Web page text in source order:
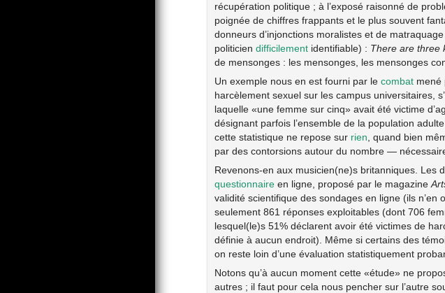
récupération politique ; à l’exposé raisonné de
poignée de chiffres frappants et le plus souvent
donneurs d’injonctions moralistes et de
politicien difficilementidentifiable) : There are three
de mensonges : les mensonges, les mensonges
Un exemple nous en est fourni par le combatmené
harcèlement sexuel sur les campus universitaires,
laquelle «une femme sur cinq» avait été victime
désignant parfois l’ensemble de la population
cette statistique ne repose sur rien, quand bien
par des contorsions autour du nombre —
Revenons-en aux musicien(ne)s britanniques. Les
questionnaireen ligne, proposé par le magazine
validité scientifique des sondages en ligne (ils
seulement 861 réponses exploitables (dont 706
lesquel(le)s 51% déclarent avoir été victimes de
définie à aucun endroit). Même si certains des
on reste loin d’une évaluation statistiquement
Notons qu’à aucun moment cette «étude» ne
autres ; il faut pour cela nous pencher sur l’autre